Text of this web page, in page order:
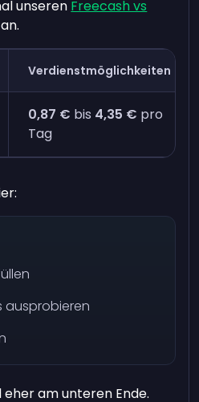
unseren Freecash vs
Verdienstmöglichkeiten
0,87 € bis 4,35 € pro
Tag
ausprobieren
eher am unteren Ende.